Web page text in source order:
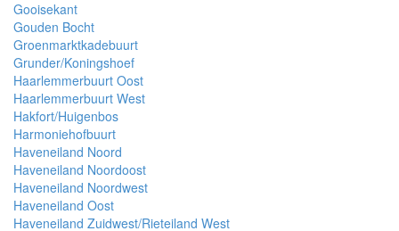
Gooisekant
Gouden Bocht
Groenmarktkadebuurt
Grunder/Koningshoef
Haarlemmerbuurt Oost
Haarlemmerbuurt West
Hakfort/Huigenbos
Harmoniehofbuurt
Haveneiland Noord
Haveneiland Noordoost
Haveneiland Noordwest
Haveneiland Oost
Haveneiland Zuidwest/Rieteiland West